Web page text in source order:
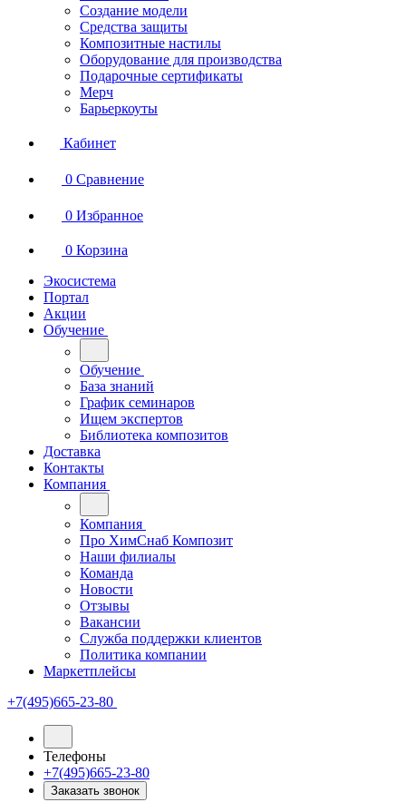
Создание модели
Средства защиты
Композитные настилы
Оборудование для производства
Подарочные сертификаты
Мерч
Барьеркоуты
Кабинет
0 Сравнение
0 Избранное
0 Корзина
Экосистема
Портал
Акции
Обучение
Обучение
База знаний
График семинаров
Ищем экспертов
Библиотека композитов
Доставка
Контакты
Компания
Компания
Про ХимСнаб Композит
Наши филиалы
Команда
Новости
Отзывы
Вакансии
Служба поддержки клиентов
Политика компании
Маркетплейсы
+7(495)665-23-80
Телефоны
+7(495)665-23-80
Заказать звонок